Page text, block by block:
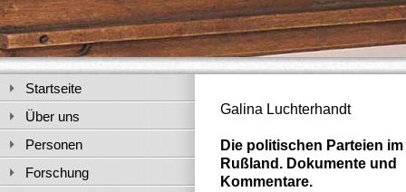
Galina Luchterhandt
Die politischen Parteien
Rußland. Dokumente und
Kommentare.
Startseite
Über uns
Personen
Forschung